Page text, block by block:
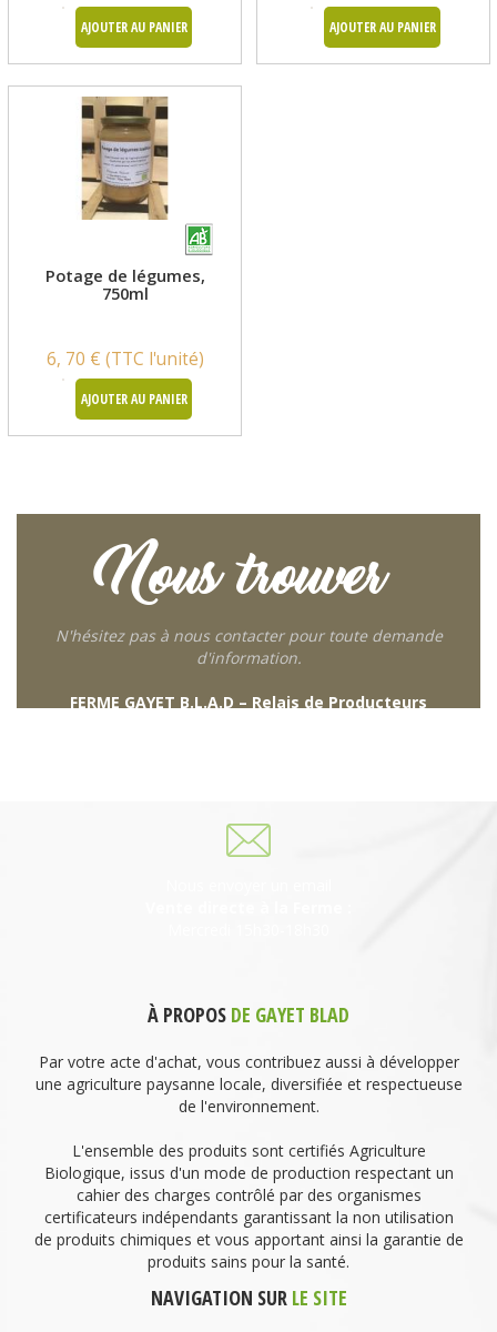
AJOUTER AU PANIER AJOUTER AU PANIER
Potage de légumes,
750ml
6, 70 € (TTC l'unité)
AJOUTER AU PANIER
Nous trouver
N'hésitez pas à nous contacter pour toute demande
d'information.
FERME GAYET B.L.A.D – Relais de Producteurs
À PROPOS DE GAYET BLAD
Par votre acte d'achat, vous contribuez aussi à développer
une agriculture paysanne locale, diversifiée et respectueuse
de l'environnement.
L'ensemble des produits sont certifiés Agriculture
Biologique, issus d'un mode de production respectant un
cahier des charges contrôlé par des organismes
certificateurs indépendants garantissant la non utilisation
de produits chimiques et vous apportant ainsi la garantie de
produits sains pour la santé.
NAVIGATION SUR LE SITE